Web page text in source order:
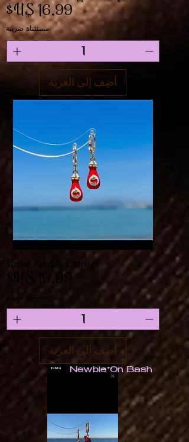
السعر
مستثناة ضريبة
أضِف إلى العربة
Unique Ketchup Earrings
السعر
مستثناة ضريبة
أضِف إلى العربة
Newbie On Bash